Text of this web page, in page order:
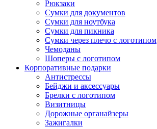
Рюкзаки
Сумки для документов
Сумки для ноутбука
Сумки для пикника
Сумки через плечо с логотипом
Чемоданы
Шоперы с логотипом
Корпоративные подарки
Антистрессы
Бейджи и аксессуары
Брелки с логотипом
Визитницы
Дорожные органайзеры
Зажигалки